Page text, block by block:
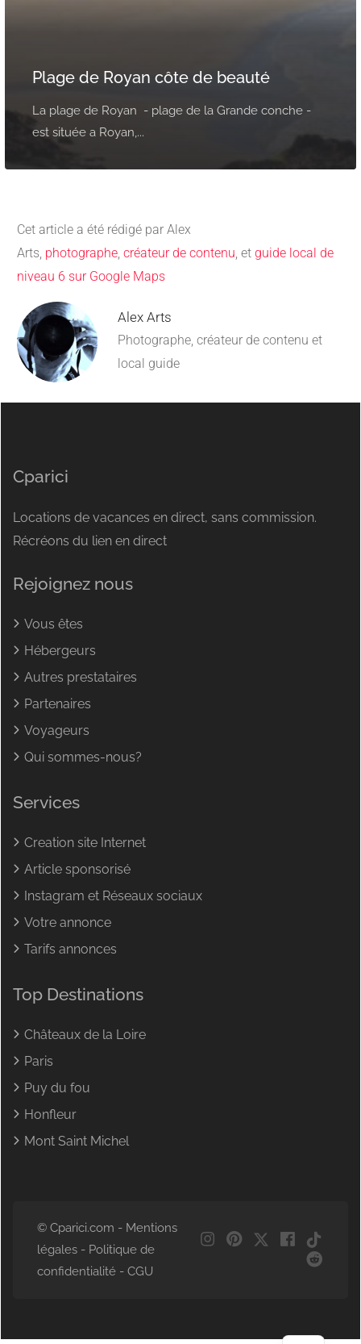
Plage de Royan côte de beauté
La plage de Royan - plage de la Grande conche -
est située a Royan,...
Cet article a été rédigé par Alex
Arts, photographe, créateur de contenu, et guide local de
niveau 6 sur Google Maps
Alex Arts
Photographe, créateur de contenu et
local guide
Cparici
Locations de vacances en direct, sans commission.
Récréons du lien en direct
Rejoignez nous
Vous êtes
Hébergeurs
Autres prestataires
Partenaires
Voyageurs
Qui sommes-nous?
Services
Creation site Internet
Article sponsorisé
Instagram et Réseaux sociaux
Votre annonce
Tarifs annonces
Top Destinations
Châteaux de la Loire
Paris
Puy du fou
Honfleur
Mont Saint Michel
© Cparici.com - Mentions
légales - Politique de
confidentialité - CGU